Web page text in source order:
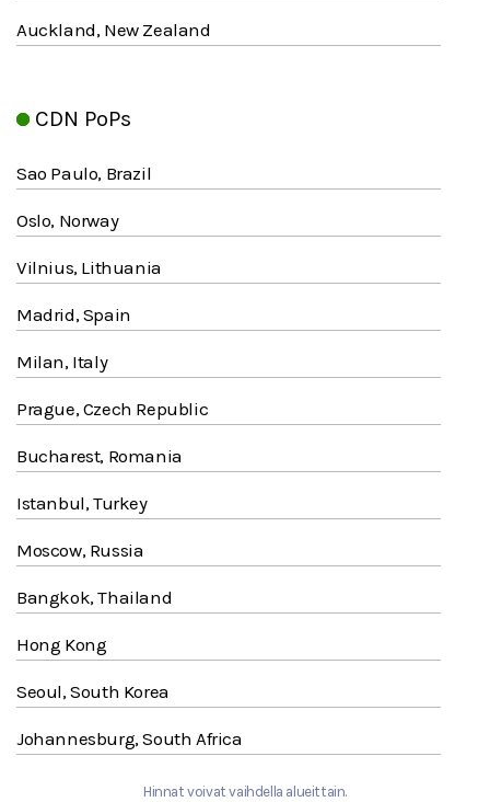
Auckland, New Zealand
CDN PoPs
Sao Paulo, Brazil
Oslo, Norway
Vilnius, Lithuania
Madrid, Spain
Milan, Italy
Prague, Czech Republic
Bucharest, Romania
Istanbul, Turkey
Moscow, Russia
Bangkok, Thailand
Hong Kong
Seoul, South Korea
Johannesburg, South Africa
Hinnat voivat vaihdella alueittain.